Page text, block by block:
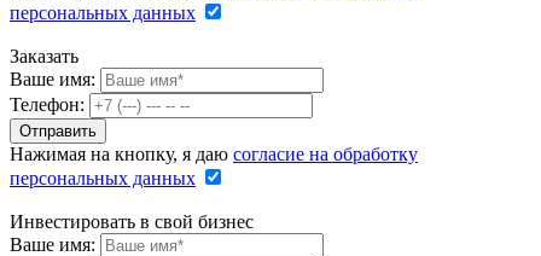
персональных данных
Заказать
Ваше имя:
Телефон:
Нажимая на кнопку, я даю согласие на обработку
персональных данных
Инвестировать в свой бизнес
Ваше имя: